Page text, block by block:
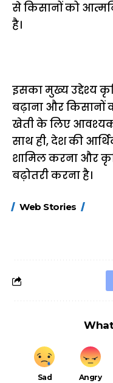
से किसानों को
है।
इसका मुख्य उद्देश्य
बढ़ाना और किसानों
खेती के लिए आवश्यक
साथ ही, देश की
शामिल करना और
बढ़ोतरी करना है।
Web Stories
FASTag के ये नए
Sad Angry